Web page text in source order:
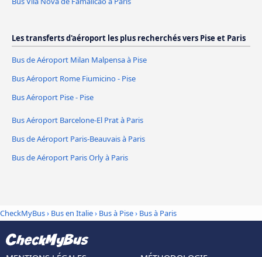
Les transferts d'aéroport les plus recherchés vers Pise et Paris
Bus de Aéroport Milan Malpensa à Pise
Bus Aéroport Rome Fiumicino - Pise
Bus Aéroport Pise - Pise
Bus Aéroport Barcelone-El Prat à Paris
Bus de Aéroport Paris-Beauvais à Paris
Bus de Aéroport Paris Orly à Paris
CheckMyBus› Bus en Italie› Bus à Pise› Bus à Paris